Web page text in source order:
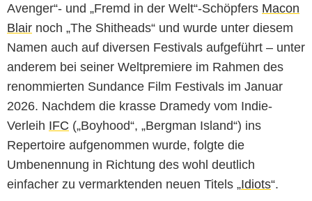
Avenger“- und „Fremd in der Welt“-Schöpfers Macon
Blair noch „The Shitheads“ und wurde unter diesem
Namen auch auf diversen Festivals aufgeführt – unter
anderem bei seiner Weltpremiere im Rahmen des
renommierten Sundance Film Festivals im Januar
2026. Nachdem die krasse Dramedy vom Indie-
Verleih IFC („Boyhood“, „Bergman Island“) ins
Repertoire aufgenommen wurde, folgte die
Umbenennung in Richtung des wohl deutlich
einfacher zu vermarktenden neuen Titels „Idiots“.